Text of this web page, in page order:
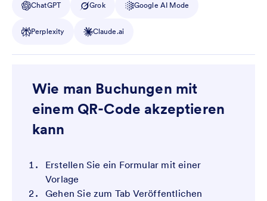
ChatGPT Grok Google AI Mode
Perplexity Claude.ai
Wie man Buchungen mit
einem QR-Code akzeptieren
kann
Erstellen Sie ein Formular mit einer
Vorlage
Gehen Sie zum Tab Veröffentlichen